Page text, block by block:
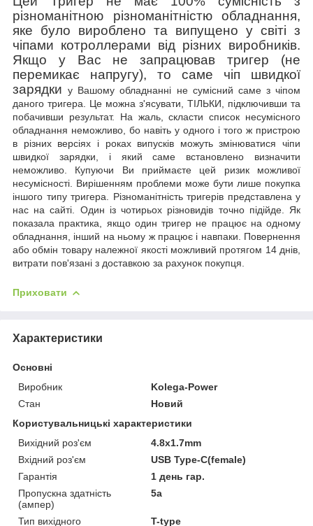
різноманітною різноманітністю обладнання,
яке було вироблено та випущено у світі з
чіпами котроллерами від різних виробників.
Якщо у Вас не запрацював тригер (не
перемикає напругу), то саме чіп швидкої
зарядкиу Вашому обладнанні не сумісний саме з чіпом
даного тригера. Це можна з'ясувати, ТІЛЬКИ, підключивши та
побачивши результат. На жаль, скласти список несумісного
обладнання неможливо, бо навіть у одного і того ж пристрою
в різних версіях і роках випусків можуть змінюватися чіпи
швидкої зарядки, і який саме встановлено визначити
неможливо. Купуючи Ви приймаєте цей ризик можливої
несумісності. Вирішенням проблеми може бути лише покупка
іншого типу тригера. Різноманітність тригерів представлена у
нас на сайті. Один із чотирьох різновидів точно підійде. Як
показала практика, якщо один тригер не працює на одному
обладнання, інший на ньому ж працює і навпаки. Повернення
або обмін товару належної якості можливий протягом 14 днів,
витрати пов'язані з доставкою за рахунок покупця.
Приховати
Характеристики
Основні
Виробник
Kolega-Power
Стан
Новий
Користувальницькі характеристики
Вихідний роз'єм
4.8x1.7mm
Вхідний роз'єм
USB Type-C(female)
Гарантія
1 день гар.
Пропускна здатність
(ампер)
5a
Тип вихідного
T-type